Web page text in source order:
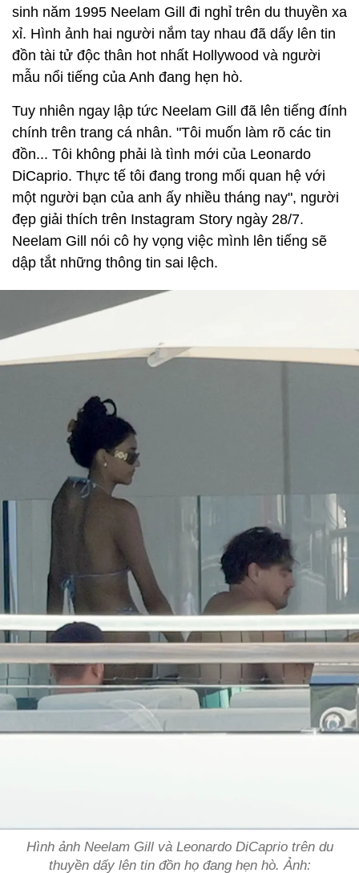
sinh năm 1995 Neelam Gill đi nghỉ trên du thuyền xa
xỉ. Hình ảnh hai người nắm tay nhau đã dấy lên tin
đồn tài tử độc thân hot nhất Hollywood và người
mẫu nổi tiếng của Anh đang hẹn hò.
Tuy nhiên ngay lập tức Neelam Gill đã lên tiếng đính
chính trên trang cá nhân. "Tôi muốn làm rõ các tin
đồn... Tôi không phải là tình mới của Leonardo
DiCaprio. Thực tế tôi đang trong mối quan hệ với
một người bạn của anh ấy nhiều tháng nay", người
đẹp giải thích trên Instagram Story ngày 28/7.
Neelam Gill nói cô hy vọng việc mình lên tiếng sẽ
dập tắt những thông tin sai lệch.
Hình ảnh Neelam Gill và Leonardo DiCaprio trên du
thuyền dấy lên tin đồn họ đang hẹn hò. Ảnh: